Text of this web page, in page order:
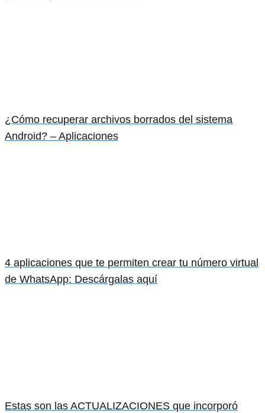
¿Cómo recuperar archivos borrados del sistema
Android? – Aplicaciones
4 aplicaciones que te permiten crear tu número virtual
de WhatsApp: Descárgalas aquí
Estas son las ACTUALIZACIONES que incorporó